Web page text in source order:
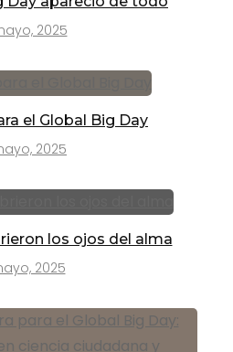
2025
el Global Big Day
2025
los ojos del alma
2025